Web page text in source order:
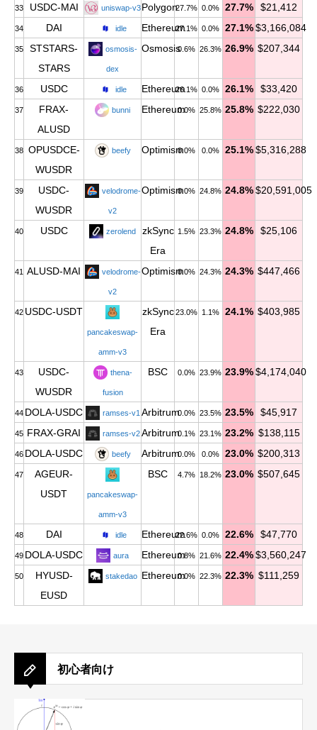
33 USDC-MAI uniswap-v3Polygon27.7% 0.0% 27.7% $21,412
34 DAI idle Ethereum27.1% 0.0% 27.1% $3,166,084
35
STSTARS-
STARS
osmosis-
dex
Osmosis0.6% 26.3% 26.9% $207,344
36 USDC idle Ethereum26.1% 0.0% 26.1% $33,420
37
FRAX-
ALUSD
bunni Ethereum0.0% 25.8% 25.8% $222,030
38 OPUSDCE-
WUSDR
beefy Optimism0.0% 0.0% 25.1% $5,316,288
39
USDC-
WUSDR
velodrome-
v2
Optimism0.0% 24.8% 24.8% $20,591,005
40 USDC zerolend
zkSync
Era
1.5% 23.3% 24.8% $25,106
41 ALUSD-MAI velodrome-
v2
Optimism0.0% 24.3% 24.3% $447,466
42 USDC-USDT
pancakeswap-
amm-v3
zkSync
Era
23.0% 1.1% 24.1% $403,985
43
USDC-
WUSDR
thena-
fusion
BSC 0.0% 23.9% 23.9% $4,174,040
44 DOLA-USDC ramses-v1 Arbitrum0.0% 23.5% 23.5% $45,917
45 FRAX-GRAI ramses-v2 Arbitrum0.1% 23.1% 23.2% $138,115
46 DOLA-USDC beefy Arbitrum0.0% 0.0% 23.0% $200,313
47
AGEUR-
USDT
pancakeswap-
amm-v3
BSC 4.7% 18.2% 23.0% $507,645
48 DAI idle Ethereum22.6% 0.0% 22.6% $47,770
49 DOLA-USDC aura Ethereum0.8% 21.6% 22.4% $3,560,247
50
HYUSD-
EUSD
stakedao Ethereum0.0% 22.3% 22.3% $111,259
初心者向け